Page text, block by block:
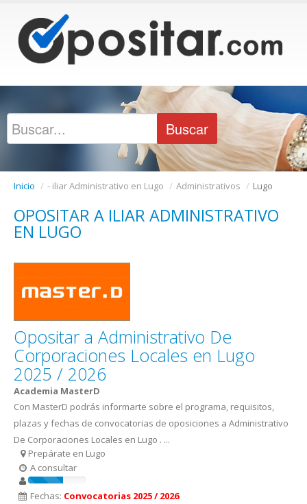
Inicio / - iliar Administrativo en Lugo / Administrativos / Lugo
OPOSITAR A ILIAR ADMINISTRATIVO
EN LUGO
Opositar a Administrativo De
Corporaciones Locales en Lugo
2025 / 2026
Academia MasterD
Con MasterD podrás informarte sobre el programa, requisitos,
plazas y fechas de convocatorias de oposiciones a Administrativo
De Corporaciones Locales en Lugo . ...
Prepárate en Lugo
A consultar
Fechas: Convocatorias 2025 / 2026